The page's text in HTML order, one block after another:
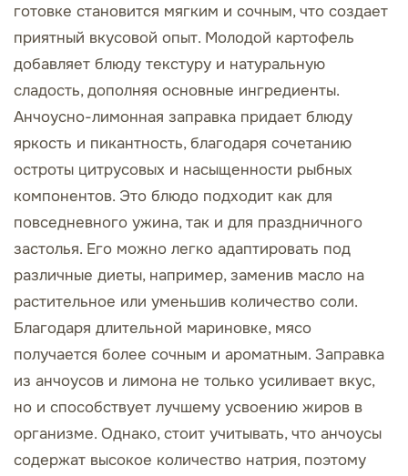
готовке становится мягким и сочным, что создает
приятный вкусовой опыт. Молодой картофель
добавляет блюду текстуру и натуральную
сладость, дополняя основные ингредиенты.
Анчоусно-лимонная заправка придает блюду
яркость и пикантность, благодаря сочетанию
остроты цитрусовых и насыщенности рыбных
компонентов. Это блюдо подходит как для
повседневного ужина, так и для праздничного
застолья. Его можно легко адаптировать под
различные диеты, например, заменив масло на
растительное или уменьшив количество соли.
Благодаря длительной мариновке, мясо
получается более сочным и ароматным. Заправка
из анчоусов и лимона не только усиливает вкус,
но и способствует лучшему усвоению жиров в
организме. Однако, стоит учитывать, что анчоусы
содержат высокое количество натрия, поэтому